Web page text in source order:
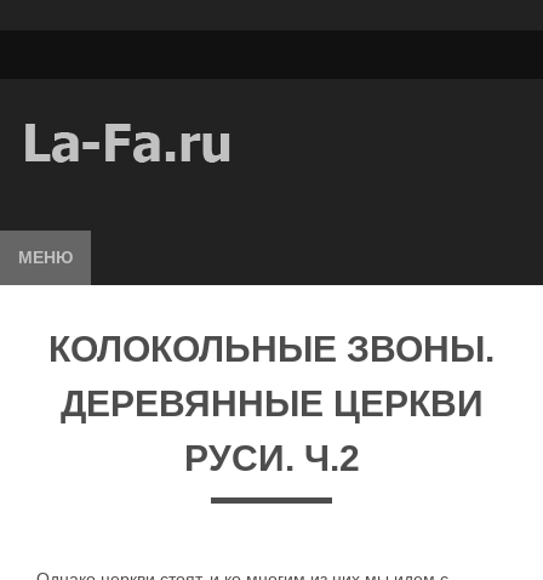
МЕНЮ
КОЛОКОЛЬНЫЕ ЗВОНЫ.
ДЕРЕВЯННЫЕ ЦЕРКВИ
РУСИ. Ч.2